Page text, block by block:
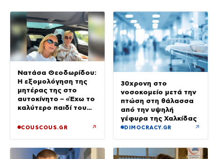
Νατάσα Θεοδωρίδου:
Η εξομολόγηση της
μητέρας της στο
αυτοκίνητο – «Έχω το
καλύτερο παιδί του
COUSCOUS.GR ↗
30χρονη στο
νοσοκομείο μετά την
πτώση στη θάλασσα
από την υψηλή
γέφυρα της Χαλκίδας
DIMOCRACY.GR ↗